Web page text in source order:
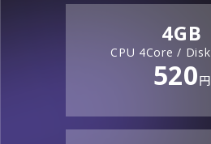
4GB
CPU 4Core / Disk
520円